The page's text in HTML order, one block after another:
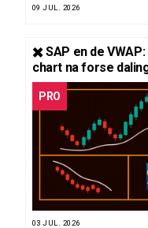
09 JUL. 2026
✖️ SAP en de
chart na forse
PRO
03 JUL. 2026